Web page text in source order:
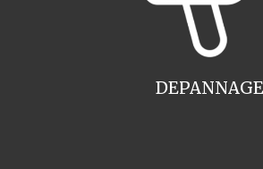
DEPANNAGE